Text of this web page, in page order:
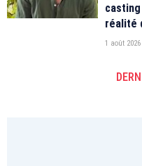
réalité
1 août 2026